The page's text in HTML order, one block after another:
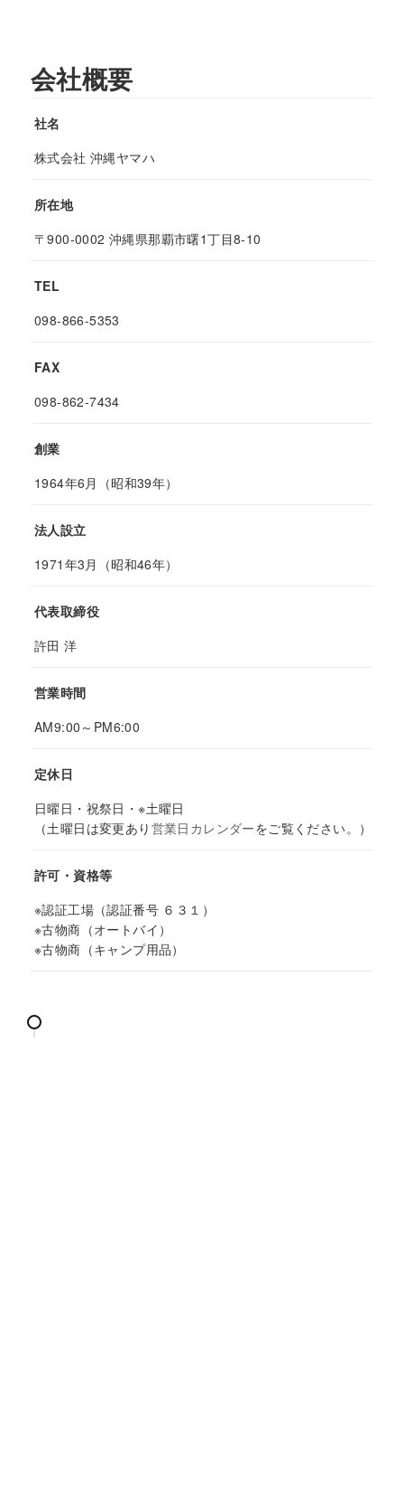
会社概要
社名
株式会社 沖縄ヤマハ
所在地
〒900-0002 沖縄県那覇市曙1丁目8-10
TEL
098-866-5353
FAX
098-862-7434
創業
1964年6月（昭和39年）
法人設立
1971年3月（昭和46年）
代表取締役
許田 洋
営業時間
AM9:00～PM6:00
定休日
日曜日・祝祭日・※土曜日
（土曜日は変更あり 営業日カレンダーをご覧ください。）
許可・資格等
※認証工場（認証番号 ６３１）
※古物商（オートバイ）
※古物商（キャンプ用品）